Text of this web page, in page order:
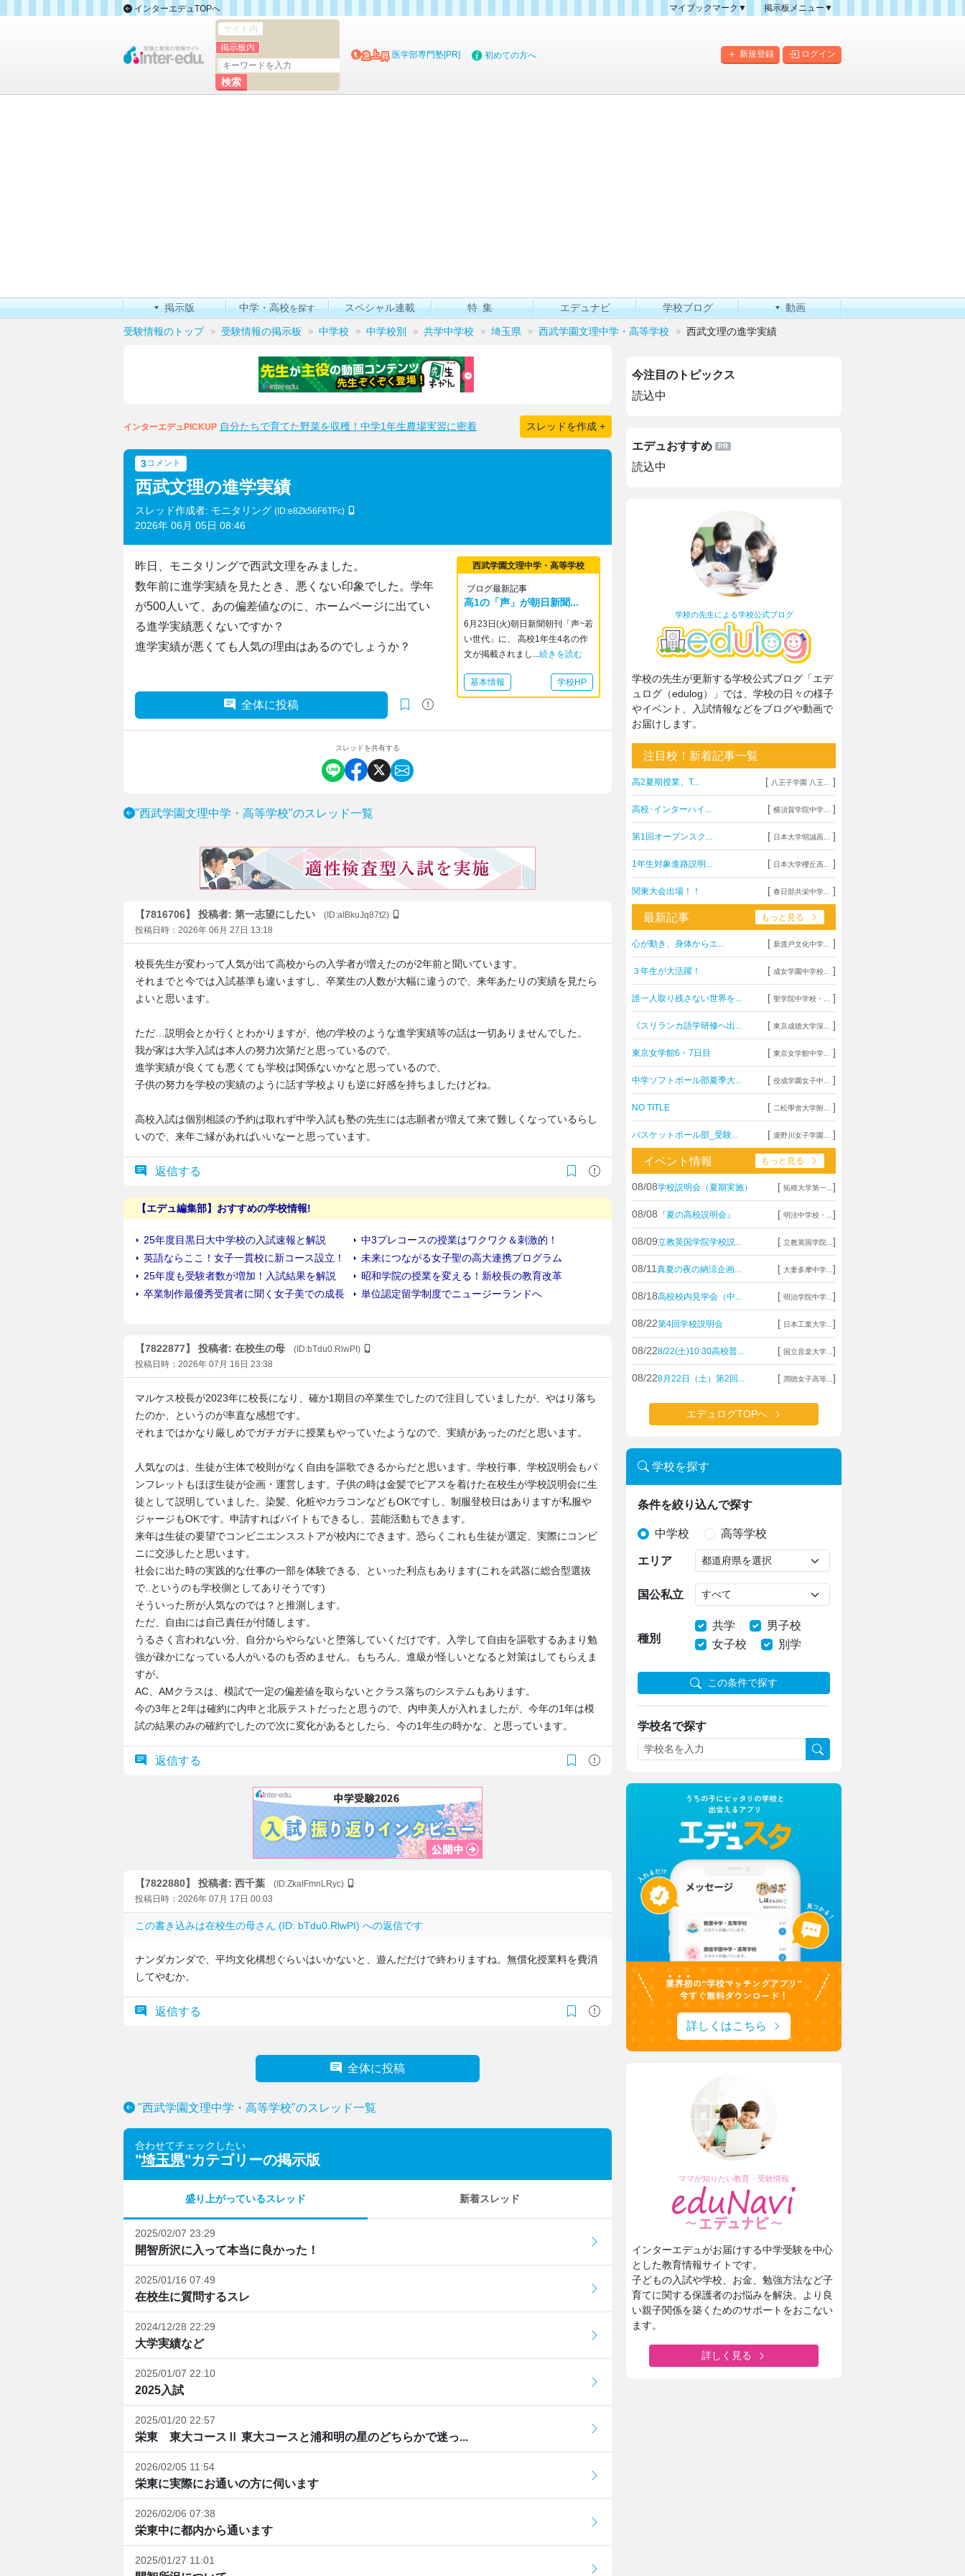
インターエデュTOPへ
マイブックマーク▼
掲示板メニュー▼
掲示板マップ
新規登録 ログイン
サイト内
掲示板内
医学部専門塾[PR] 初めての方へ
掲示版 中学・高校を探す スペシャル連載 特集 エデュナビ 学校ブログ 動画
受験情報のトップ 受験情報の掲示板 中学校 中学校別 共学中学校 埼玉県 西武学園文理中学・高等学校 西武文理の進学実績
インターエデュPICKUP 自分たちで育てた野菜を収穫！中学1年生農場実習に密着 スレッドを作成 +
3コメント
西武文理の進学実績
スレッド作成者: モニタリング (ID:e8Zk56F6TFc)
2026年 06月 05日 08:46
西武学園文理中学・高等学校
ブログ最新記事
高1の「声」が朝日新聞...
6月23日(火)朝日新聞朝刊「声~若
い世代」に、 高校1年生4名の作
文が掲載されまし...続きを読む
基本情報 学校HP
昨日、モニタリングで西武文理をみました。
数年前に進学実績を見たとき、悪くない印象でした。学年
が500人いて、あの偏差値なのに、ホームページに出てい
る進学実績悪くないですか？
進学実績が悪くても人気の理由はあるのでしょうか？
全体に投稿
スレッドを共有する
"西武学園文理中学・高等学校"のスレッド一覧
【7816706】 投稿者: 第一志望にしたい
(ID:aIBkuJq87t2)
投稿日時：2026年 06月 27日 13:18
校長先生が変わって人気が出て高校からの入学者が増えたのが2年前と聞いています。
それまでと今では入試基準も違いますし、卒業生の人数が大幅に違うので、来年あたりの実績を見たら
よいと思います。
ただ…説明会とか行くとわかりますが、他の学校のような進学実績等の話は一切ありませんでした。
我が家は大学入試は本人の努力次第だと思っているので、
進学実績が良くても悪くても学校は関係ないかなと思っているので、
子供の努力を学校の実績のように話す学校よりも逆に好感を持ちましたけどね。
高校入試は個別相談の予約は取れず中学入試も塾の先生には志願者が増えて来て難しくなっているらし
いので、来年ご縁があればいいなーと思っています。
返信する
【7822877】 投稿者: 在校生の母
(ID:bTdu0.RlwPI)
投稿日時：2026年 07月 16日 23:38
マルケス校長が2023年に校長になり、確か1期目の卒業生でしたので注目していましたが、やはり落ち
たのか、というのが率直な感想です。
それまではかなり厳しめでガチガチに授業もやっていたようなので、実績があったのだと思います。
人気なのは、生徒が主体で校則がなく自由を謳歌できるからだと思います。学校行事、学校説明会もパ
ンフレットもほぼ生徒が企画・運営します。子供の時は金髪でピアスを着けた在校生が学校説明会に生
徒として説明していました。染髪、化粧やカラコンなどもOKですし、制服登校日はありますが私服や
ジャージもOKです。申請すればバイトもできるし、芸能活動もできます。
来年は生徒の要望でコンビニエンスストアが校内にできます。恐らくこれも生徒が選定、実際にコンビ
ニに交渉したと思います。
社会に出た時の実践的な仕事の一部を体験できる、といった利点もあります(これを武器に総合型選抜
で..というのも学校側としてありそうです)
そういった所が人気なのでは？と推測します。
ただ、自由には自己責任が付随します。
うるさく言われない分、自分からやらないと堕落していくだけです。入学して自由を謳歌するあまり勉
強が疎かになっている人がいるのも否めません。もちろん、進級が怪しいとなると対策はしてもらえま
すが。
AC、AMクラスは、模試で一定の偏差値を取らないとクラス落ちのシステムもあります。
今の3年と2年は確約に内申と北辰テストだったと思うので、内申美人が入れましたが、今年の1年は模
試の結果のみの確約でしたので次に変化があるとしたら、今の1年生の時かな、と思っています。
返信する
【7822880】 投稿者: 西千葉
(ID:ZkaIFmnLRyc)
投稿日時：2026年 07月 17日 00:03
この書き込みは在校生の母さん (ID: bTdu0.RlwPI) への返信です
ナンダカンダで、平均文化構想ぐらいはいかないと、遊んだだけで終わりますね。無償化授業料を費消
してやむか。
返信する
全体に投稿
"西武学園文理中学・高等学校"のスレッド一覧
合わせてチェックしたい
"埼玉県"カテゴリーの掲示版
盛り上がっているスレッド 新着スレッド
2025/02/07 23:29
開智所沢に入って本当に良かった！
2025/01/16 07:49
在校生に質問するスレ
2024/12/28 22:29
大学実績など
2025/01/07 22:10
2025入試
2025/01/20 22:57
栄東 東大コースⅡ 東大コースと浦和明の星のどちらかで迷っ...
2026/02/05 11:54
栄東に実際にお通いの方に伺います
2026/02/06 07:38
栄東中に都内から通います
2025/01/27 11:01
今注目のトピックス
読込中
エデュおすすめ
読込中
学校の先生による学校公式ブログ
学校の先生が更新する学校公式ブログ「エデ
ュログ（edulog）」では、学校の日々の様子
やイベント、入試情報などをブログや動画で
お届けします。
注目校！新着記事一覧
高2夏期授業、T... [ 八王子学園 八王... ]
高校･インターハイ... [ 横須賀学院中学... ]
第1回オープンスク... [ 日本大学明誠高... ]
1年生対象進路説明... [ 日本大学櫻丘高... ]
関東大会出場！！ [ 春日部共栄中学... ]
最新記事 もっと見る
心が動き、身体からエ... [ 新渡戸文化中学... ]
３年生が大活躍！ [ 成女学園中学校... ]
誰一人取り残さない世界を... [ 聖学院中学校・... ]
《スリランカ語学研修へ出... [ 東京成徳大学深... ]
東京女学館6・7日目 [ 東京女学館中学... ]
中学ソフトボール部夏季大... [ 佼成学園女子中... ]
NO TITLE [ 二松學舍大学附... ]
バスケットボール部_受験... [ 瀧野川女子学園... ]
イベント情報 もっと見る
08/08学校説明会（夏期実施） [ 拓殖大学第一... ]
08/08 『夏の高校説明会』 [ 明法中学校・... ]
08/09立教英国学院学校説... [ 立教英国学院... ]
08/11 真夏の夜の納涼企画... [ 大妻多摩中学... ]
08/18高校校内見学会（中... [ 明治学院中学... ]
08/22第4回学校説明会 [ 日本工業大学... ]
08/228/22(土)10:30高校普... [ 国立音楽大学... ]
08/228月22日（土）第2回... [ 潤徳女子高等... ]
エデュログTOPへ
学校を探す
条件を絞り込んで探す
中学校 高等学校
エリア
国公私立
種別
共学
男子校
女子校
別学
この条件で探す
学校名で探す
詳しくはこちら
ママが知りたい教育・受験情報
インターエデュがお届けする中学受験を中心
とした教育情報サイトです。
子どもの入試や学校、お金、勉強方法など子
育てに関する保護者のお悩みを解決。より良
い親子関係を築くためのサポートをおこない
ます。
詳しく見る